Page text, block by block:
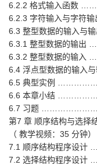
6.2.2 格式输入函
6.2.3 字符输入与字
6.3 整型数据的输
6.3.1 整型数据的
6.3.2 整型数据的
6.4 浮点型数据的输
6.5 典型实例
6.6 本章小结
6.7 习题
第7 章 顺序结构与选择
（ 教学视频：35 分钟
7.1 顺序结构程序
7.2 选择结构程序